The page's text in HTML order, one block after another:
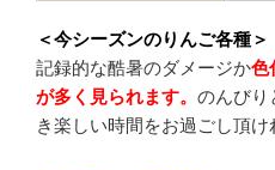
＜今シーズンのりんご各種＞
記録的な酷暑のダメージか色
が多く見られます。 のんびり
き楽しい時間をお過ごし頂け